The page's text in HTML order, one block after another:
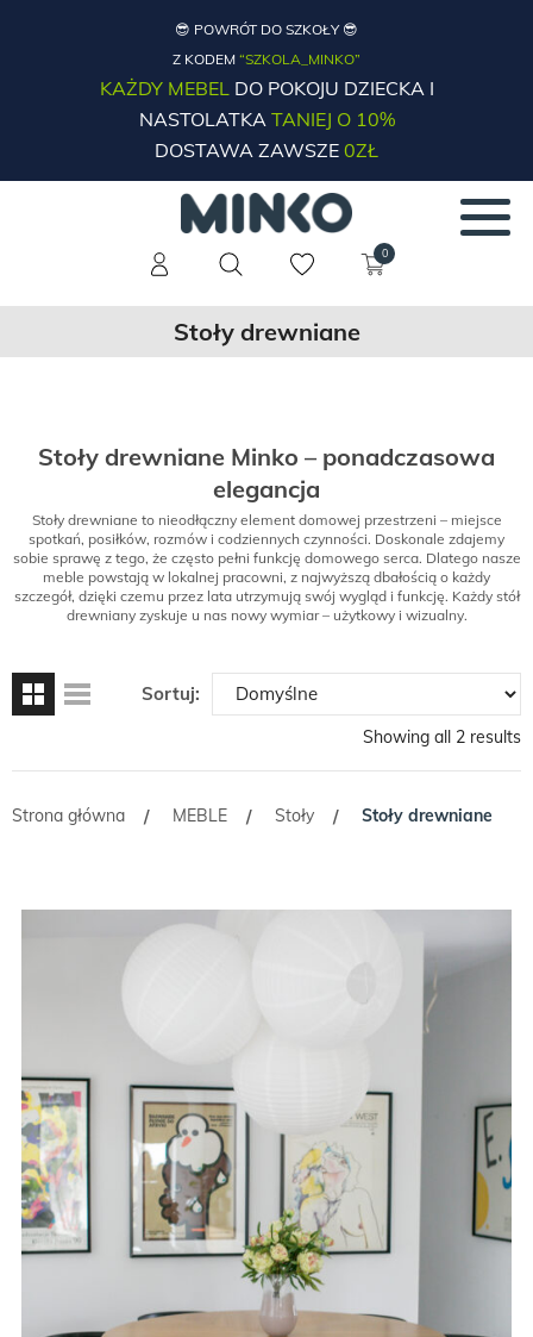
😎 POWRÓT DO SZKOŁY 😎
Z KODEM “SZKOLA_MINKO”
KAŻDY MEBELDO POKOJU DZIECKA I
NASTOLATKATANIEJ O 10%
DOSTAWA ZAWSZE 0ZŁ
0
Stoły drewniane
Stoły drewniane Minko – ponadczasowa
elegancja
Stoły drewniane to nieodłączny element domowej przestrzeni – miejsce
spotkań, posiłków, rozmów i codziennych czynności. Doskonale zdajemy
sobie sprawę z tego, że często pełni funkcję domowego serca. Dlatego nasze
meble powstają w lokalnej pracowni, z najwyższą dbałością o każdy
szczegół, dzięki czemu przez lata utrzymują swój wygląd i funkcję. Każdy stół
drewniany zyskuje u nas nowy wymiar – użytkowy i wizualny.
Sortuj:
Showing all 2 results
Strona główna / MEBLE / Stoły / Stoły drewniane